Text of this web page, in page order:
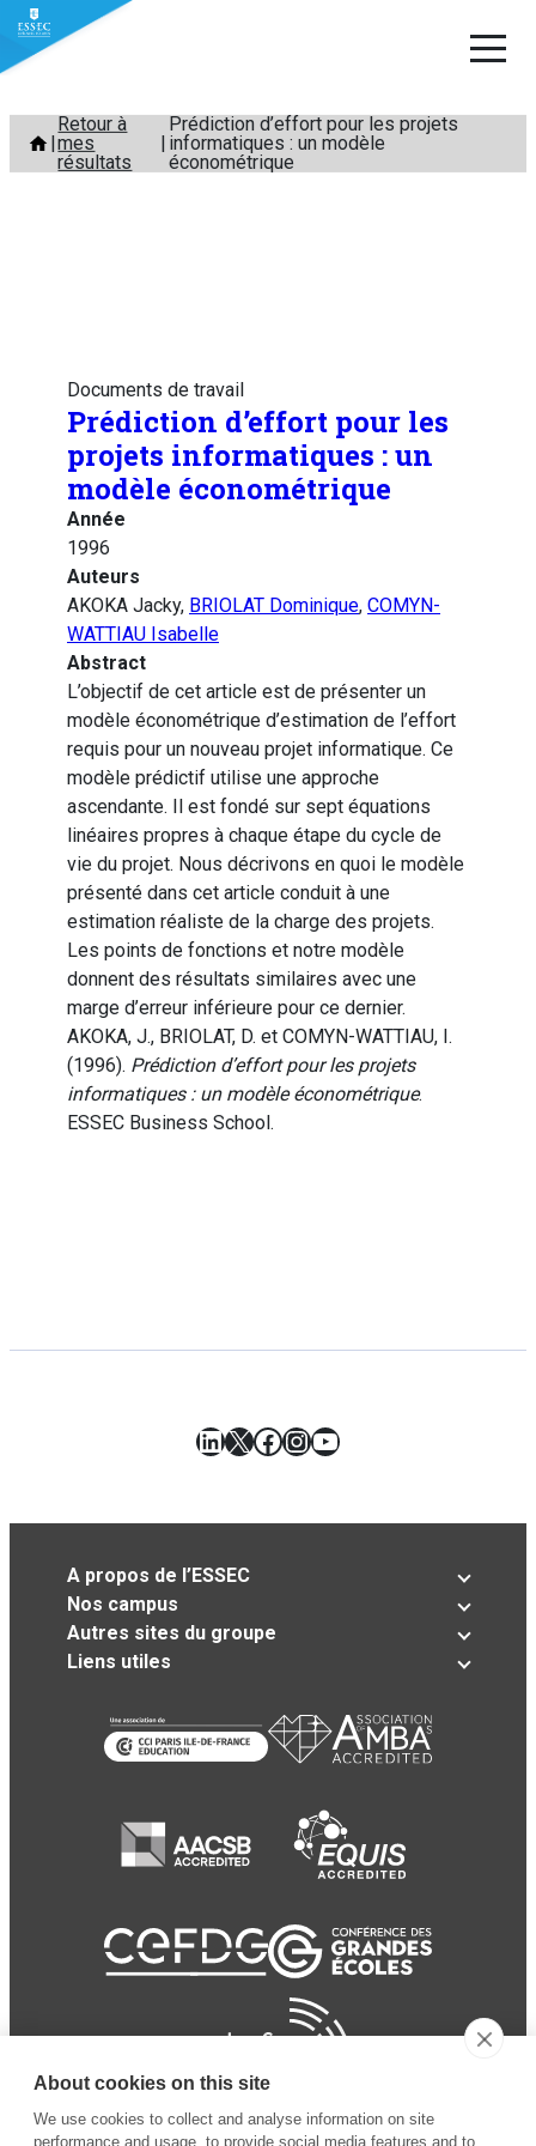
Aller
contenu
Retour à
mes
résultats
Prédiction d’effort pour les projets
informatiques : un modèle
économétrique
Documents de travail
Prédiction d’effort pour les
projets informatiques : un
modèle économétrique
Année
1996
Auteurs
AKOKA Jacky, BRIOLAT Dominique, COMYN-
WATTIAU Isabelle
Abstract
L’objectif de cet article est de présenter un
modèle économétrique d’estimation de l’effort
requis pour un nouveau projet informatique. Ce
modèle prédictif utilise une approche
ascendante. Il est fondé sur sept équations
linéaires propres à chaque étape du cycle de
vie du projet. Nous décrivons en quoi le modèle
présenté dans cet article conduit à une
estimation réaliste de la charge des projets.
Les points de fonctions et notre modèle
donnent des résultats similaires avec une
marge d’erreur inférieure pour ce dernier.
AKOKA, J., BRIOLAT, D. et COMYN-WATTIAU, I.
(1996). Prédiction d’effort pour les projets
informatiques : un modèle économétrique.
ESSEC Business School.
LinkedIn
X Facebook
Instagram
YouTube
A propos de l’ESSEC
Nos campus
Autres sites du groupe
Liens utiles
About cookies on this site
We use cookies to collect and analyse information on site
performance and usage, to provide social media features and to